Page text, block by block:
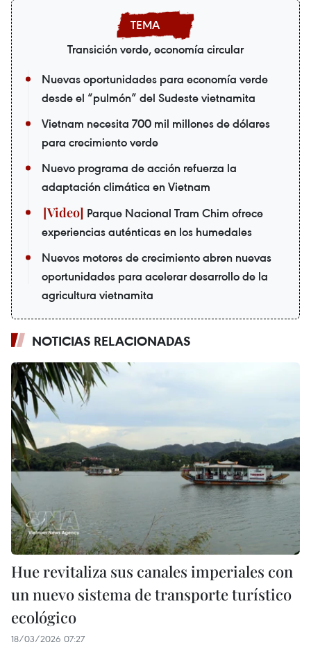
Transición verde, economía circular
Nuevas oportunidades para economía verde
desde el “pulmón” del Sudeste vietnamita
Vietnam necesita 700 mil millones de dólares
para crecimiento verde
Nuevo programa de acción refuerza la
adaptación climática en Vietnam
Parque Nacional Tram Chim ofrece
experiencias auténticas en los humedales
Nuevos motores de crecimiento abren nuevas
oportunidades para acelerar desarrollo de la
agricultura vietnamita
NOTICIAS RELACIONADAS
Hue revitaliza sus canales imperiales con
un nuevo sistema de transporte turístico
ecológico
18/03/2026 07:27